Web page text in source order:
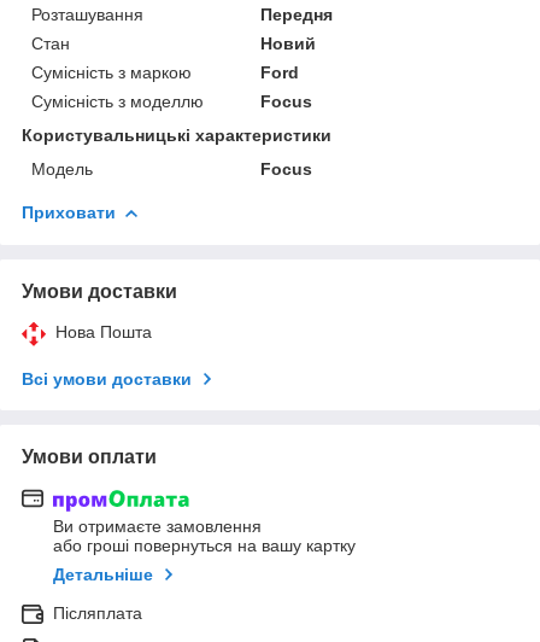
Розташування
Передня
Стан
Новий
Сумісність з маркою
Ford
Сумісність з моделлю
Focus
Користувальницькі характеристики
Мoдель
Focus
Приховати
Умови доставки
Нова Пошта
Всі умови доставки
Умови оплати
Ви отримаєте замовлення
або гроші повернуться на вашу картку
Детальніше
Післяплата